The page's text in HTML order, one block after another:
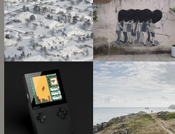
Фотограф из
Буффало
показал всю
...
Саркастичные
политического
стрит-арта